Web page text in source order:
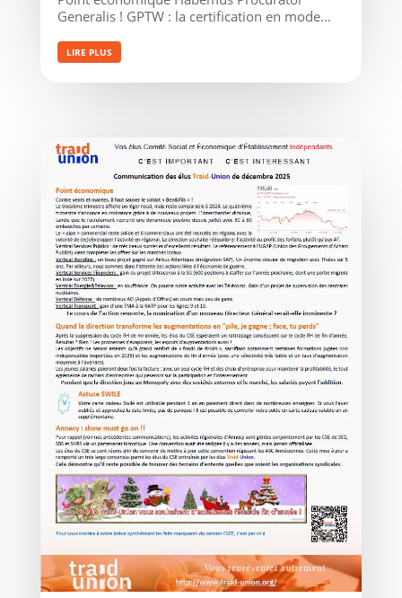
Generalis ! GPTW : la certification en mode...
LIRE PLUS